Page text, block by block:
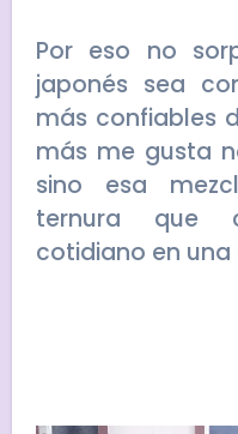
Por eso no
japonés sea
más confiables
más me gusta
sino esa
ternura que
cotidiano en una